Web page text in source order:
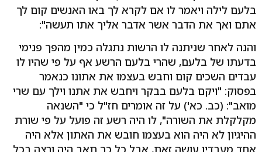
בלעם לילה ויאמר לו אם לקרא לך באו האנשים קום לך
אתם ואך את הדבר אשר אדבר אליך אתו תעשה":
והנה לאחר שניתנה לו הרשות נתגלה כמין מהפך פנימי
בדעתו של בלעם, שהרי בלעם הרשע אף על פי שהיו לו
עבדים השכים קום וחבש בעצמו את אתונו כנאמר
בפסוק: "ויקם בלעם בבקר ויחבש את אתנו וילך עם שרי
מואב": (כב. כא') על זה אומרים חז"ל כי "השנאה
מקלקלת את השורה", לו היה רשע זה פועל על פי שורת
ההיגיון לא היה הוא בעצמו חובש את האתון אלא היה
אחד מעבדיו עושה זאת, אבל כל כך תאב היה ורצה בכל